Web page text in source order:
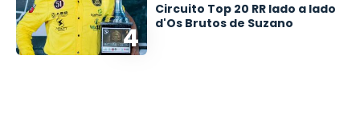
4
Circuito Top 20 RR lado a lado
d'Os Brutos de Suzano